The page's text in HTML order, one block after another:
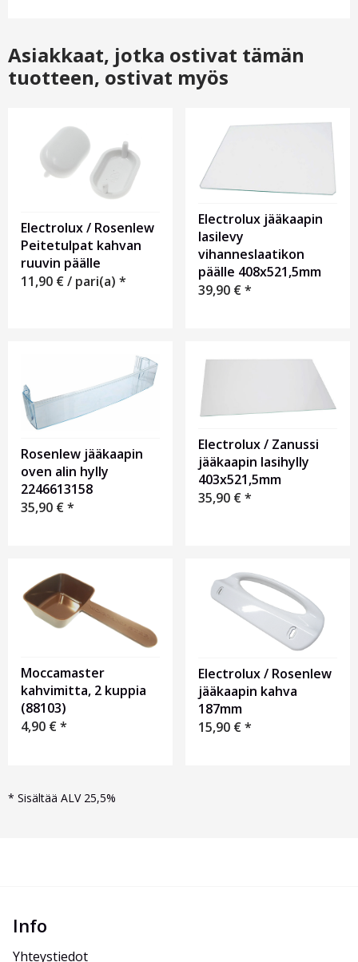
Asiakkaat, jotka ostivat tämän
tuotteen, ostivat myös
Electrolux / Rosenlew
Peitetulpat kahvan
ruuvin päälle
11,90 €/ pari(a) *
Electrolux jääkaapin
lasilevy
vihanneslaatikon
päälle 408x521,5mm
39,90 €*
Rosenlew jääkaapin
oven alin hylly
2246613158
35,90 €*
Electrolux / Zanussi
jääkaapin lasihylly
403x521,5mm
35,90 €*
Moccamaster
kahvimitta, 2 kuppia
(88103)
4,90 €*
Electrolux / Rosenlew
jääkaapin kahva
187mm
15,90 €*
* Sisältää ALV 25,5%
Info
Yhteystiedot